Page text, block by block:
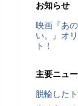
お知らせ
映画『あ
い。』オ
ト！
主要ニュ
脱輪した